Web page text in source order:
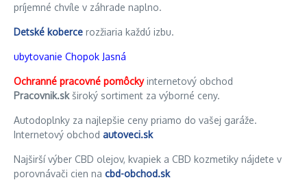
príjemné chvíle v záhrade naplno.
Detské koberce rozžiaria každú izbu.
ubytovanie Chopok Jasná
Ochranné pracovné pomôckyinternetový obchod
Pracovnik.skširoký sortiment za výborné ceny.
Autodoplnky za najlepšie ceny priamo do vašej garáže.
Internetový obchod autoveci.sk
Najširší výber CBD olejov, kvapiek a CBD kozmetiky nájdete v
porovnávači cien na cbd-obchod.sk